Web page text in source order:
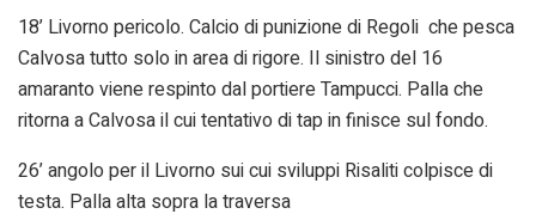
18’ Livorno pericolo. Calcio di punizione di Regoli che pesca
Calvosa tutto solo in area di rigore. Il sinistro del 16
amaranto viene respinto dal portiere Tampucci. Palla che
ritorna a Calvosa il cui tentativo di tap in finisce sul fondo.
26’ angolo per il Livorno sui cui sviluppi Risaliti colpisce di
testa. Palla alta sopra la traversa